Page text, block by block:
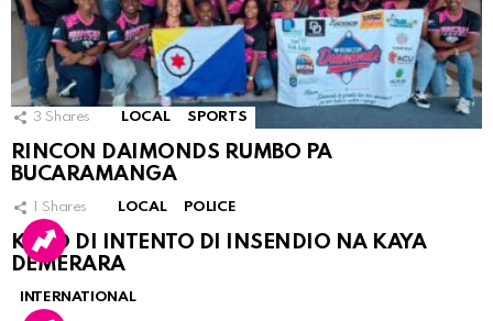
3 Shares LOCAL SPORTS
RINCON DAIMONDS RUMBO PA
BUCARAMANGA
Shares LOCAL POLICE
KASO DI INTENTO DI INSENDIO NA KAYA
DEMERARA
INTERNATIONAL